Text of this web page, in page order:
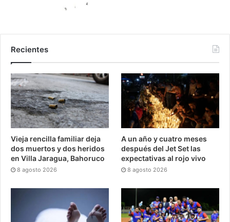
Recientes
Vieja rencilla familiar deja
dos muertos y dos heridos
en Villa Jaragua, Bahoruco
8 agosto 2026
A un año y cuatro meses
después del Jet Set las
expectativas al rojo vivo
8 agosto 2026